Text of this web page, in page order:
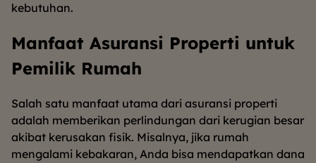
kebutuhan.
Manfaat Asuransi Properti untuk
Pemilik Rumah
Salah satu manfaat utama dari asuransi properti
adalah memberikan perlindungan dari kerugian besar
akibat kerusakan fisik. Misalnya, jika rumah
mengalami kebakaran, Anda bisa mendapatkan dana